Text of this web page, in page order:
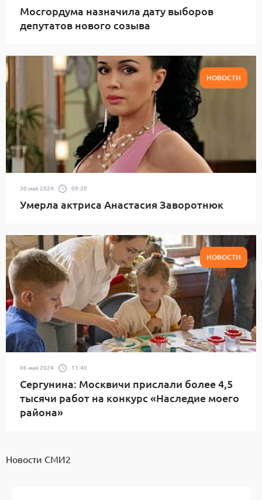
Мосгордума назначила дату выборов
депутатов нового созыва
НОВОСТИ
30 мая 2024 09:20
Умерла актриса Анастасия Заворотнюк
НОВОСТИ
06 мая 2024 11:40
Сергунина: Москвичи прислали более 4,5
тысячи работ на конкурс «Наследие моего
района»
Новости СМИ2